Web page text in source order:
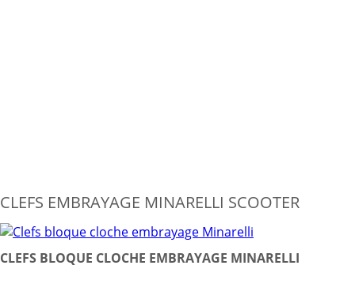
CLEFS EMBRAYAGE MINARELLI SCOOTER
CLEFS BLOQUE CLOCHE EMBRAYAGE MINARELLI